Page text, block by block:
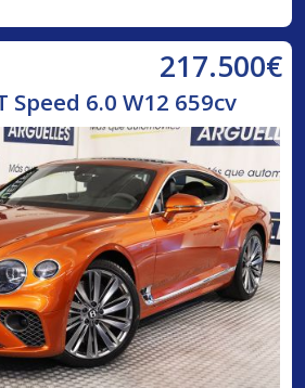
217.500€
6.0 W12 659cv